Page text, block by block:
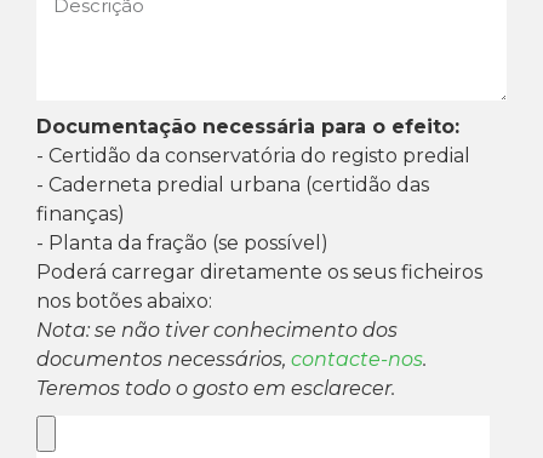
Documentação necessária para o efeito:
- Certidão da conservatória do registo predial
- Caderneta predial urbana (certidão das
finanças)
- Planta da fração (se possível)
Poderá carregar diretamente os seus ficheiros
nos botões abaixo:
Nota: se não tiver conhecimento dos
documentos necessários, contacte-nos.
Teremos todo o gosto em esclarecer.